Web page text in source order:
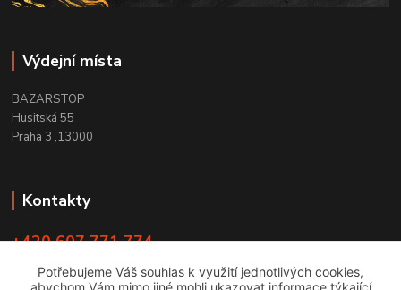
Výdejní místa
BAZARSTOP
Husitská 55
Praha 3 ,13000
Kontakty
+420 607 771 774
Potřebujeme Váš souhlas k využití jednotlivých cookies,
abychom Vám mimo jiné mohli ukazovat informace týkající